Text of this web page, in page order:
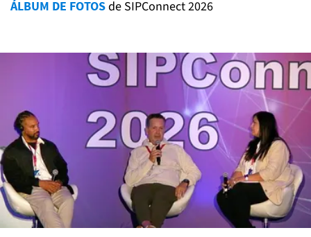
ÁLBUM DE FOTOSde SIPConnect 2026